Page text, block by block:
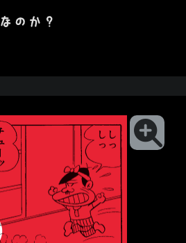
なのか？